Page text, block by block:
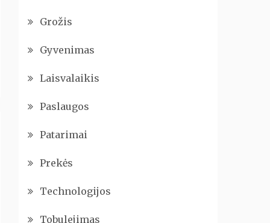
Grožis
Gyvenimas
Laisvalaikis
Paslaugos
Patarimai
Prekės
Technologijos
Tobulejimas